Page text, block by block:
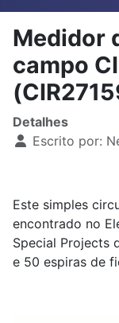
Medidor
campo
Detalhes
Escrito por:
Este simples
encontrado no
Special Projects
e 50 espiras de